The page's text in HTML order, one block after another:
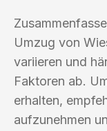
Umzug von
variieren und
Faktoren ab.
erhalten,
aufzunehmen